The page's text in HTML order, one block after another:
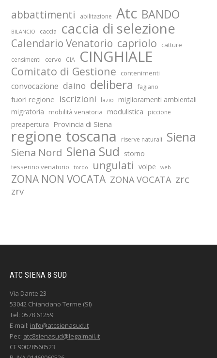
abbattimenti abilitazione Atc BANDO
BILANCIO caccia caccia di selezione
Calendario Venatorio capriolo catture
censimenti cervo CIA CINGHIALE
Comitato di Gestione contenimenti
convocazione daino delibera fagiano
fuori regione iscrizioni lazio
miglioramenti ambientali
migratoria
mobilità venatoria modulistica piccione
preapertura Provincia di Siena
regione toscana riserve naturali Siena
Siena Nord Siena Sud storno
tesserino venatorio tordo ungulati volpe web
ZONA NON VOCATA ZONA VOCATA zrc
zrv
ATC SIENA 8 SUD
Via Dante 23
53042 Chianciano Terme (SI)
Tel: 0578 61259
E-mail: info@atcsienasud.it
Pec: atc8sienasud@legalmail.it
CF 90028560523